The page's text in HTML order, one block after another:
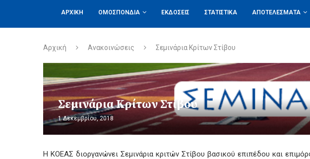
ΑΡΧΙΚΉ ΟΜΟΣΠΟΝΔΊΑ ΕΚΔΌΣΕΙΣ ΣΤΑΤΙΣΤΙΚΆ ΑΠΟΤΕΛΈΣΜΑΤΑ
Αρχική Ανακοινώσεις Σεμινάρια Κρίτων Στίβου
Σεμινάρια Κρίτων Στίβου
1 Δεκεμβρίου, 2018
Η ΚΟΕΑΣ διοργανώνει Σεμινάρια κριτών Στίβου βασικού επιπέδου και